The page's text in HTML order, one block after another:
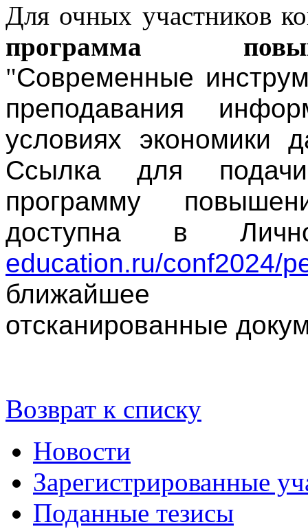
Для очных участников
программа
"Современные
преподавания
условиях экономики
Ссылка для
программу
доступна в
education.ru/conf2024/
ближайшее
отсканированные
Возврат к списку
Новости
Зарегистрированные
Поданные тезисы